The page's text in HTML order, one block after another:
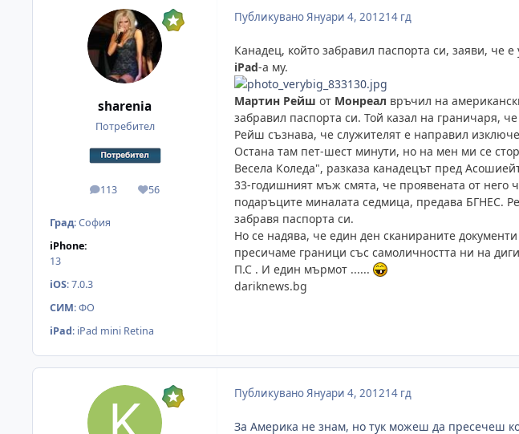
sharenia
Потребител
113
мнения 56
Reputation
Град:София
iPhone:
13
iOS:7.0.3
СИМ:ФО
iPad: iPad mini Retina
Публикувано Януари 4, 201214 гд
Канадец, който забравил паспорта си, заяви, че
iPad-а му.
Мартин Рейш от Монреал връчил на
забравил паспорта си. Той казал на граничаря,
Рейш съзнава, че служителят е направил
Остана там пет-шест минути, но на мен ми се
Весела Коледа", разказа канадецът пред
33-годишният мъж смята, че проявената от него
подаръците миналата седмица, предава БГНЕС.
забравя паспорта си.
Но се надява, че един ден сканираните
пресичаме граници със самоличността ни на
П.С . И един мърмот ......
dariknews.bg
ПубликуваноЯнуари 4, 201214 гд
За Америка не знам, но тук можеш да пресечеш